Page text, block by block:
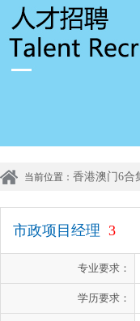
当前位置： 香港澳门6合
市政项目经理 3
专业要求：
学历要求：